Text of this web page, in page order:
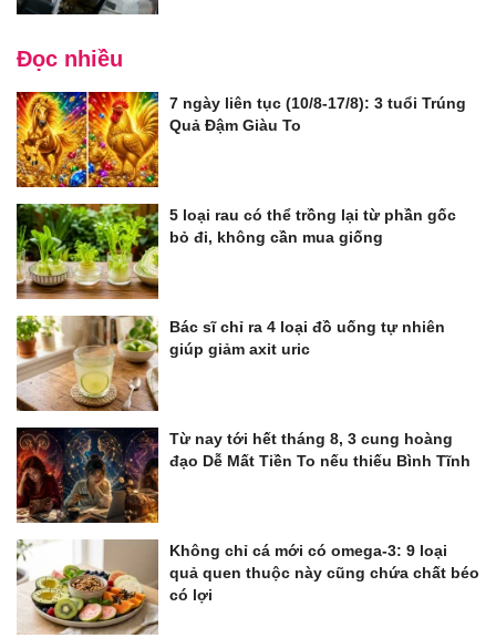
Đọc nhiều
7 ngày liên tục (10/8-17/8): 3 tuổi Trúng
Quả Đậm Giàu To
5 loại rau có thể trồng lại từ phần gốc
bỏ đi, không cần mua giống
Bác sĩ chỉ ra 4 loại đồ uống tự nhiên
giúp giảm axit uric
Từ nay tới hết tháng 8, 3 cung hoàng
đạo Dễ Mất Tiền To nếu thiếu Bình Tĩnh
Không chỉ cá mới có omega-3: 9 loại
quả quen thuộc này cũng chứa chất béo
có lợi